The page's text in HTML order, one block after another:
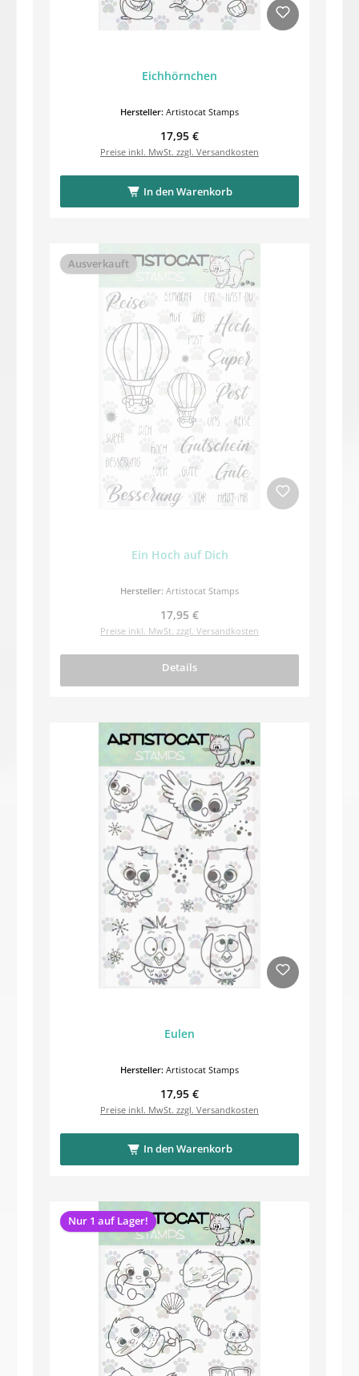
Eichhörnchen
Hersteller: Artistocat Stamps
Regulärer Preis:
17,95 €
Preise inkl. MwSt. zzgl. Versandkosten
In den Warenkorb
Ausverkauft
Ein Hoch auf Dich
Hersteller: Artistocat Stamps
Regulärer Preis:
17,95 €
Preise inkl. MwSt. zzgl. Versandkosten
Details
Eulen
Hersteller: Artistocat Stamps
Regulärer Preis:
17,95 €
Preise inkl. MwSt. zzgl. Versandkosten
In den Warenkorb
Nur 1 auf Lager!